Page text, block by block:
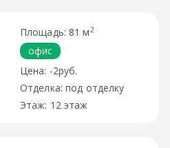
81 м 2
офис
-2руб.
под отделку
12 этаж